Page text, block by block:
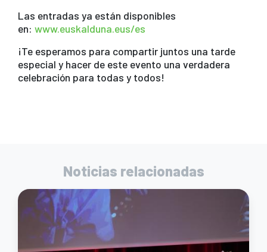
Las entradas ya están disponibles
en: www.euskalduna.eus/es
¡Te esperamos para compartir juntos una tarde
especial y hacer de este evento una verdadera
celebración para todas y todos!
Noticias relacionadas